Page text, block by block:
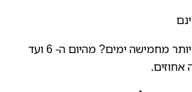
נוסעים לטיול שנמשך יותר מחמישה ימים? מהיום ה- 6 ועד